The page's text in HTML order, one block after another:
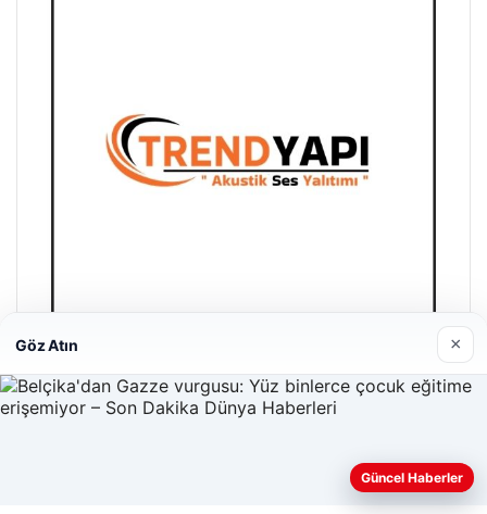
Trend Yapı Akustik
18/04/2026
Web sitemizi nasıl kullandığınızı daha iyi anlayabilmek,
Göz Atın ×
Güncel Haberler